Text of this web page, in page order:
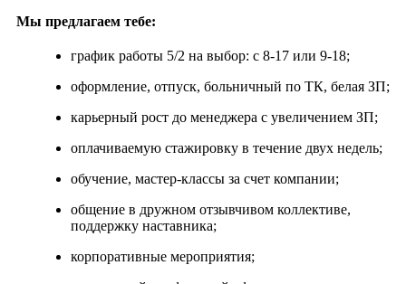
Мы предлагаем тебе:
график работы 5/2 на выбор: с 8-17 или 9-18;
оформление, отпуск, больничный по ТК, белая ЗП;
карьерный рост до менеджера с увеличением ЗП;
оплачиваемую стажировку в течение двух недель;
обучение, мастер-классы за счет компании;
общение в дружном отзывчивом коллективе,
поддержку наставника;
корпоративные мероприятия;